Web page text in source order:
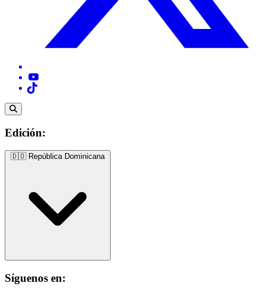
Edición:
🇩🇴 República Dominicana
Síguenos en: